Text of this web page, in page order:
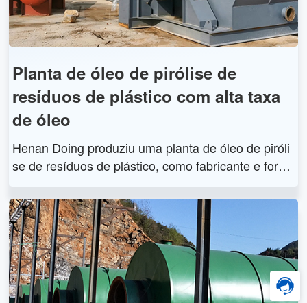
Planta de óleo de pirólise de
resíduos de plástico com alta taxa
de óleo
Henan Doing produziu uma planta de óleo de piróli
se de resíduos de plástico, como fabricante e forne
lanta de pirólise de nova tecnologia. A planta de pir
ólise para reciclar resíduos de plástico e converter
resíduos de plástico em óleo combustível e negro d
e fumo.